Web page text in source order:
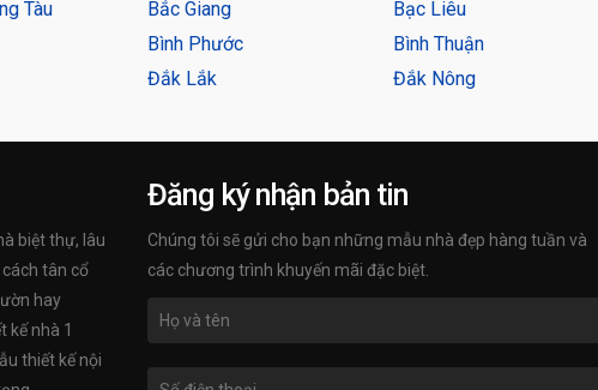
Tàu Bắc Giang Bạc Liêu
Bình Phước Bình Thuận
Đắk Lắk Đắk Nông
biệt thự, lâu
tân cổ
hay
kế nhà 1
thiết kế nội
Đăng ký nhận bản tin
Chúng tôi sẽ gửi cho bạn những mẫu nhà đẹp hàng tuần và
các chương trình khuyến mãi đặc biệt.